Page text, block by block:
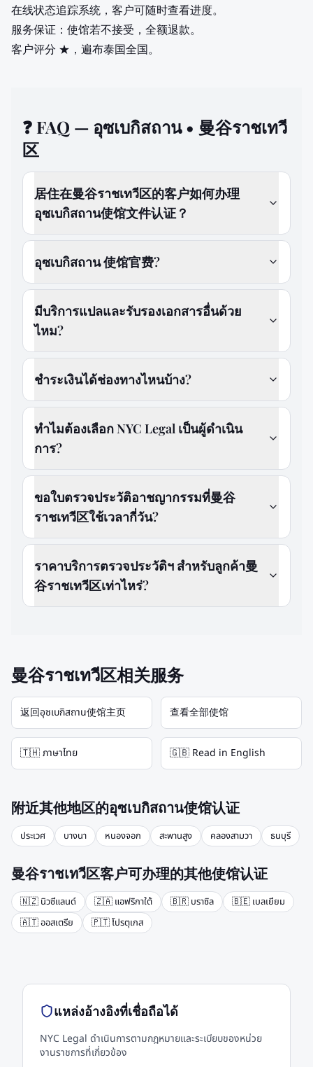
在线状态追踪系统，客户可随时查看进度。
服务保证：使馆若不接受，全额退款。
客户评分 ★，遍布泰国全国。
❓ FAQ — อุซเบกิสถาน • 曼谷ราชเทวี
区
居住在曼谷ราชเทวี区的客户如何办理
อุซเบกิสถาน使馆文件认证？
อุซเบกิสถาน 使馆官费?
มีบริการแปลและรับรองเอกสารอื่นด้วย
ไหม?
ชำระเงินได้ช่องทางไหนบ้าง?
ทำไมต้องเลือก NYC Legal เป็นผู้ดำเนิน
การ?
ขอใบตรวจประวัติอาชญากรรมที่曼谷
ราชเทวี区ใช้เวลากี่วัน?
ราคาบริการตรวจประวัติฯ สำหรับลูกค้า曼
谷ราชเทวี区เท่าไหร่?
曼谷ราชเทวี区相关服务
返回อุซเบกิสถาน使馆主页 查看全部使馆
🇹🇭 ภาษาไทย 🇬🇧 Read in English
附近其他地区的อุซเบกิสถาน使馆认证
ประเวศ บางนา หนองจอก สะพานสูง คลองสามวา ธนบุรี
曼谷ราชเทวี区客户可办理的其他使馆认证
🇳🇿 นิวซีแลนด์ 🇿🇦 แอฟริกาใต้ 🇧🇷 บราซิล 🇧🇪 เบลเยียม
🇦🇹ออสเตรีย 🇵🇹โปรตุเกส
แหล่งอ้างอิงที่เชื่อถือได้
NYC Legal ดำเนินการตามกฎหมายและระเบียบของหน่วย
งานราชการที่เกี่ยวข้อง